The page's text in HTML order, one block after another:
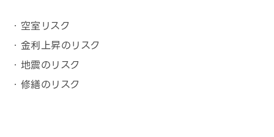
・空室リスク
・金利上昇のリスク
・地震のリスク
・修繕のリスク